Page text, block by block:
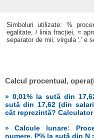
Simboluri utilizate: %
egalitate, / linia fracției, ≈
separator de mii, virgula ',' e
Calcul procentual,
» 0,01% la sută din
sută din 17,62 (din
cât reprezintă? Calculator
» Calcule lunare:
numere, P% la sută din N